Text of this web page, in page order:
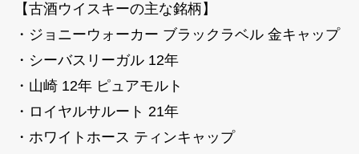
【古酒ウイスキーの主な銘柄】
・ジョニーウォーカー ブラックラベル 金キャップ
・シーバスリーガル 12年
・山崎 12年 ピュアモルト
・ロイヤルサルート 21年
・ホワイトホース ティンキャップ